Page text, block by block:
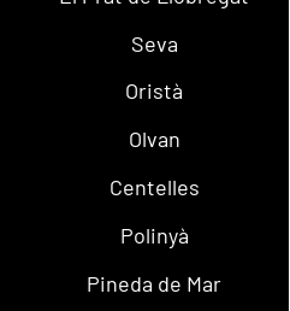
Seva
Oristà
Olvan
Centelles
Polinyà
Pineda de Mar